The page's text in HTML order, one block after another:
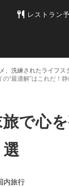
東京カレンダ
レストラン
、洗練されたライフス
“最適解”はこれだ！
で心
内旅行